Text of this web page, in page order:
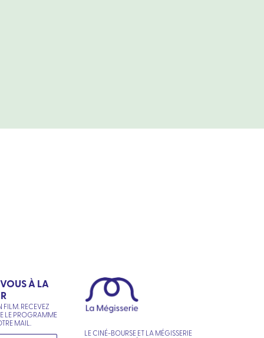
À LA
FILM. RECEVEZ
LE PROGRAMME
MAIL.
LE CINÉ-BOURSE ET LA MÉGISSERIE